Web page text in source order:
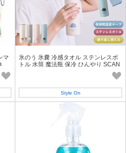
マ
氷のう 氷嚢 冷感タオル ステンレスボ
トル 水筒 魔法瓶 保冷 ひんやり SCAN
Style On